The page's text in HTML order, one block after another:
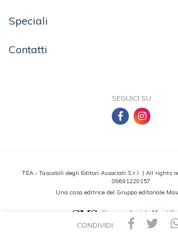
CONDIVIDI
Speciali
Contatti
SEGUICI SU
TEA - Tascabili degli Editori Associati S.r.l. | All rights
09691220157
Una casa editrice del Gruppo editoriale
Il sito tealibri.it partecipa ai programmi di affiliazione dei